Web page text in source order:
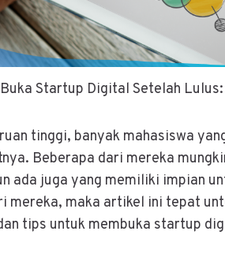
Buka Startup Digital Setelah
tinggi, banyak mahasiswa
Beberapa dari mereka
ada juga yang memiliki impian
mereka, maka artikel ini tepat
tips untuk membuka startup